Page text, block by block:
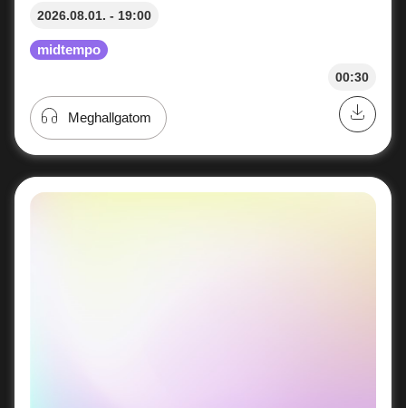
2026.08.01. - 19:00
midtempo
00:30
Meghallgatom